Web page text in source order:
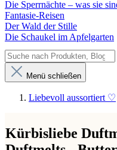
Die Sperrnächte – was sie
Fantasie-Reisen
Der Wald der Stille
Die Schaukel im Apfelgarten
Menü schließen
Liebevoll aussortiert ♡
Kürbisliebe